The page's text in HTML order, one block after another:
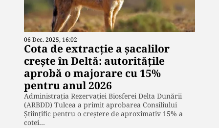
06 Dec. 2025, 16:02
Cota de extracție a șacalilor
crește în Deltă: autoritățile
aprobă o majorare cu 15%
pentru anul 2026
Administrația Rezervației Biosferei Delta Dunării
(ARBDD) Tulcea a primit aprobarea Consiliului
Științific pentru o creștere de aproximativ 15% a
cotei…